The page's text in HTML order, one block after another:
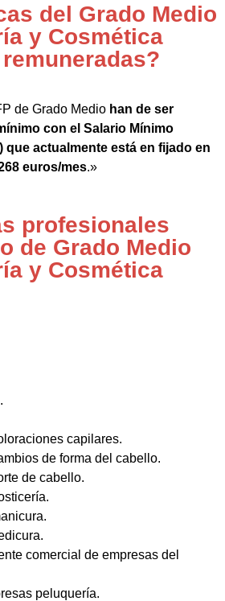
del Grado Medio
y Cosmética
de Grado Medio han de ser
con el Salario Mínimo
que actualmente está en fijado en
euros/mes.»
profesionales
de Grado Medio
y Cosmética
capilares.
de forma del cabello.
de cabello.
comercial de empresas del
peluquería.